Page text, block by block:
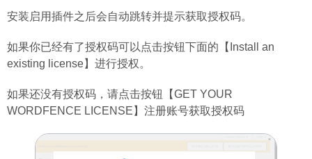
安装启用插件之后会自动跳转并提示获取授权码。
如果你已经有了授权码可以点击按钮下面的【Install an
existing license】进行授权。
如果还没有授权码，请点击按钮【GET YOUR
WORDFENCE LICENSE】注册账号获取授权码